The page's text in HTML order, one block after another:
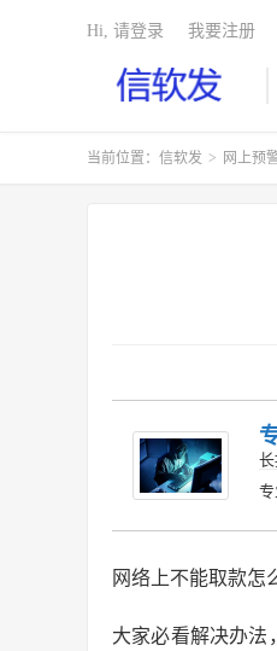
Hi, 请登录 我要注册
当前位置： 信软发 > 网上预
长
网络上不能取款怎
大家必看解决办法